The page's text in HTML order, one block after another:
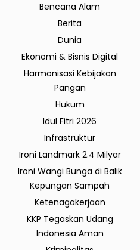
Bencana Alam
Berita
Dunia
Ekonomi & Bisnis Digital
Harmonisasi Kebijakan
Pangan
Hukum
Idul Fitri 2026
Infrastruktur
Ironi Landmark 2.4 Milyar
Ironi Wangi Bunga di Balik
Kepungan Sampah
Ketenagakerjaan
KKP Tegaskan Udang
Indonesia Aman